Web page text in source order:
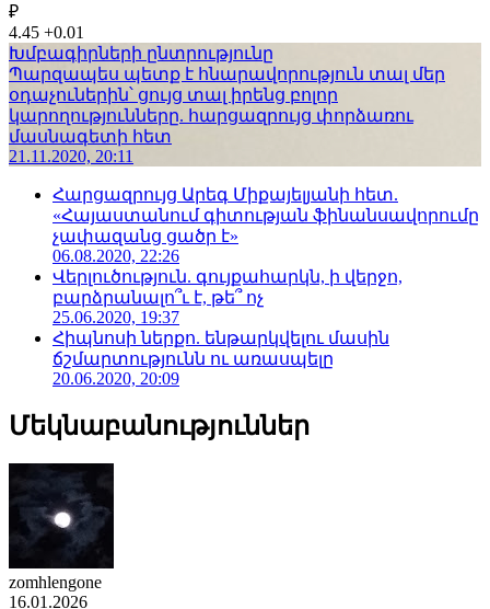
₽
4.45 +0.01
Խմբագիրների ընտրությունը
Պարզապես պետք է հնարավորություն տալ մեր
օդաչուներին՝ ցույց տալ իրենց բոլոր
կարողությունները. հարցազրույց փորձառու
մասնագետի հետ
21.11.2020, 20:11
Հարցազրույց Արեգ Միքայելյանի հետ.
«Հայաստանում գիտության ֆինանսավորումը
չափազանց ցածր է»
06.08.2020, 22:26
Վերլուծություն. գույքահարկն, ի վերջո,
բարձրանալո՞ւ է, թե՞ ոչ
25.06.2020, 19:37
Հիպնոսի ներքո. ենթարկվելու մասին
ճշմարտությունն ու առասպելը
20.06.2020, 20:09
Մեկնաբանություններ
zomhlengone
16.01.2026